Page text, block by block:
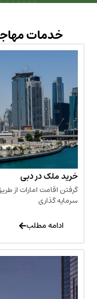
مهاجرتی دبی
در دبی
امارات از طریق خرید ملک در